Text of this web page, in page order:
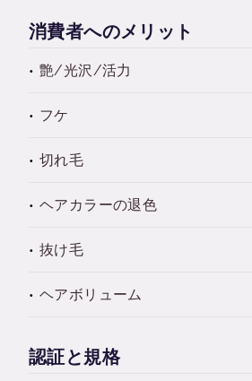
消費者へのメリット
艶/光沢/活力
フケ
切れ毛
ヘアカラーの退色
抜け毛
ヘアボリューム
認証と規格